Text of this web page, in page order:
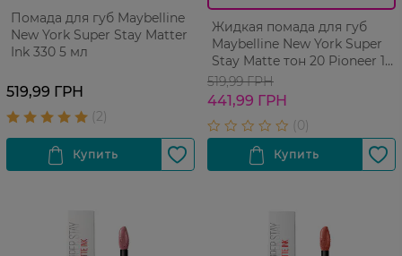
Помада для губ Maybelline
New York Super Stay Matter
Ink 330 5 мл
519,99 ГРН
Жидкая помада для губ
Maybelline New York Super
Stay Matte тон 20 Pioneer 1
шт
519,99 ГРН
441,99 ГРН